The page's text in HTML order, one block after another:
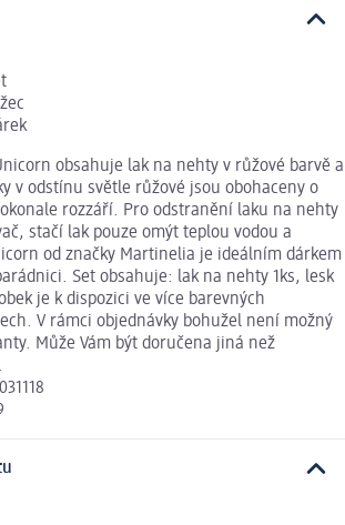
obsahuje lak na nehty v růžové barvě a
v odstínu světle růžové jsou obohaceny o
rozzáří. Pro odstranění laku na nehty
stačí lak pouze omýt teplou vodou a
od značky Martinelia je ideálním dárkem
Set obsahuje: lak na nehty 1ks, lesk
je k dispozici ve více barevných
V rámci objednávky bohužel není možný
Může Vám být doručena jiná než